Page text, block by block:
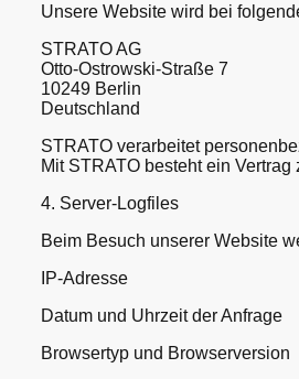
Unsere Website wird bei
STRATO AG
Otto-Ostrowski-Straße 7
10249 Berlin
Deutschland
STRATO verarbeitet
Mit STRATO besteht ein
4. Server-Logfiles
Beim Besuch unserer Website
IP-Adresse
Datum und Uhrzeit der Anfrage
Browsertyp und Browserversion